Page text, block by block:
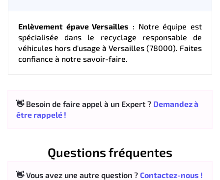
Enlèvement épave Versailles : Notre équipe est
spécialisée dans le recyclage responsable de
véhicules hors d'usage à Versailles (78000). Faites
confiance à notre savoir-faire.
👋 Besoin de faire appel à un Expert ? Demandez à
être rappelé !
Questions fréquentes
👋 Vous avez une autre question ? Contactez-nous !